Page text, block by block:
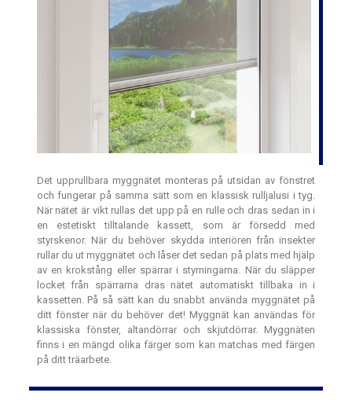
Det upprullbara myggnätet monteras på utsidan av fönstret
och fungerar på samma sätt som en klassisk rulljalusi i tyg.
När nätet är vikt rullas det upp på en rulle och dras sedan in i
en estetiskt tilltalande kassett, som är försedd med
styrskenor. När du behöver skydda interiören från insekter
rullar du ut myggnätet och låser det sedan på plats med hjälp
av en krokstång eller spärrar i styrningarna. När du släpper
locket från spärrarna dras nätet automatiskt tillbaka in i
kassetten. På så sätt kan du snabbt använda myggnätet på
ditt fönster när du behöver det! Myggnät kan användas för
klassiska fönster, altandörrar och skjutdörrar. Myggnäten
finns i en mängd olika färger som kan matchas med färgen
på ditt träarbete.